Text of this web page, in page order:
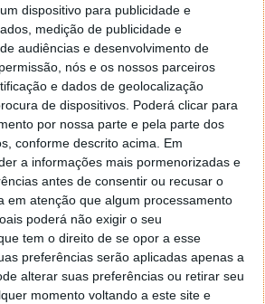
dispositivo para publicidade e
medição de publicidade e
audiências e desenvolvimento de
nós e os nossos parceiros
e dados de geolocalização
de dispositivos. Poderá clicar para
por nossa parte e pela parte dos
conforme descrito acima. Em
a informações mais pormenorizadas e
antes de consentir ou recusar o
em atenção que algum processamento
poderá não exigir o seu
tem o direito de se opor a esse
preferências serão aplicadas apenas a
alterar suas preferências ou retirar seu
momento voltando a este site e
7 de Novembro de 2005 às 01:39
o link funciona. Seja como for segue por mail
8.
7 de Novembro de 2005 às 11:21
o que te falei. Faz da seguinte maneira,
e no topo dessa janela com o botão direito do
Depois no separador Menu ‘Iniciar’
‘Personalizar’ aí encontrarás no separador
para escolheres o Browser com que queres